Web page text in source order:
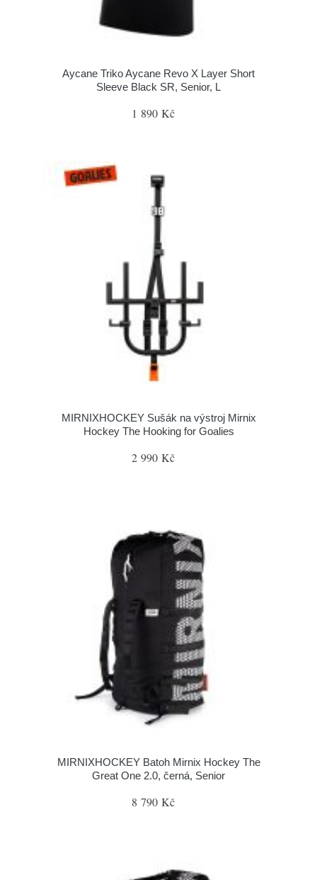
Aycane Triko Aycane Revo X Layer Short
Sleeve Black SR, Senior, L
1 890 Kč
MIRNIXHOCKEY Sušák na výstroj Mirnix
Hockey The Hooking for Goalies
2 990 Kč
MIRNIXHOCKEY Batoh Mirnix Hockey The
Great One 2.0, černá, Senior
8 790 Kč